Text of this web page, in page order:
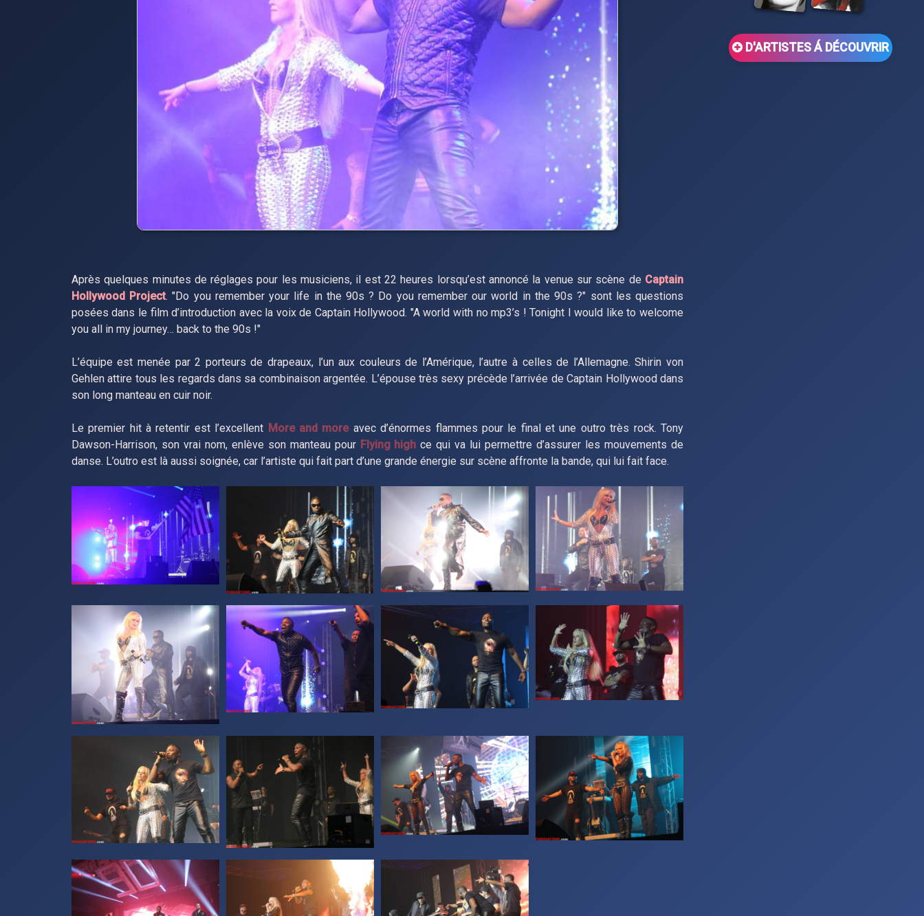
Après quelques minutes de réglages pour les musiciens, il est 22 heures lorsqu’est annoncé la venue sur scène de Captain
Hollywood Project. "Do you remember your life in the 90s ? Do you remember our world in the 90s ?" sont les questions
posées dans le film d’introduction avec la voix de Captain Hollywood. "A world with no mp3’s ! Tonight I would like to welcome
you all in my journey… back to the 90s !"
L’équipe est menée par 2 porteurs de drapeaux, l’un aux couleurs de l’Amérique, l’autre à celles de l’Allemagne. Shirin von
Gehlen attire tous les regards dans sa combinaison argentée. L’épouse très sexy précède l’arrivée de Captain Hollywood dans
son long manteau en cuir noir.
Le premier hit à retentir est l’excellent More and moreavec d’énormes flammes pour le final et une outro très rock. Tony
Dawson-Harrison, son vrai nom, enlève son manteau pour Flying high ce qui va lui permettre d’assurer les mouvements de
danse. L’outro est là aussi soignée, car l’artiste qui fait part d’une grande énergie sur scène affronte la bande, qui lui fait face.
D'ARTISTES Á DÉCOUVRIR